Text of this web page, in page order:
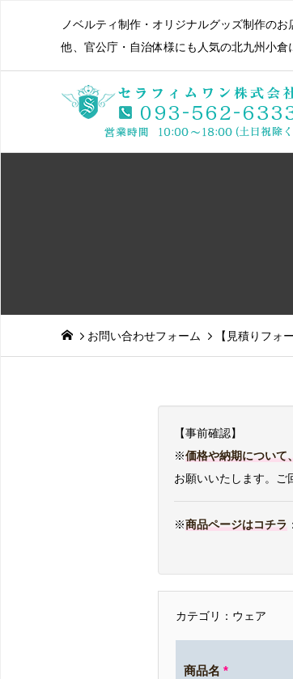
ノベルティ制作・オリジナルグッズ制作の
他、官公庁・自治体様にも人気の北九州小倉
お問い合わせフォーム 【見積りフォ
【事前確認】
※価格や納期について
お願いいたします。ご
※商品ページはコチラ ：
カテゴリ：ウェア
商品名 *